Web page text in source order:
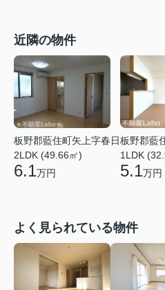
近隣の物件
板野郡藍住町矢上字春日
2LDK (49.66㎡)
6.1万円
板野郡藍
1LDK
5.1万円
よく見られている物件